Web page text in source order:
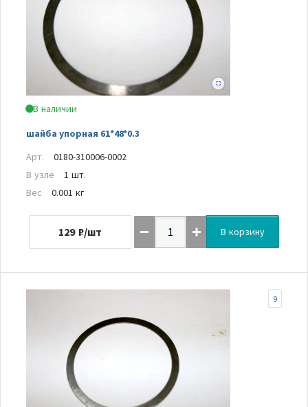
В наличии
шайба упорная 61*48*0.3
Арт.
0180-310006-0002
В узле
1 шт.
Вес
0.001 кг
129 ₽/шт В корзину
9